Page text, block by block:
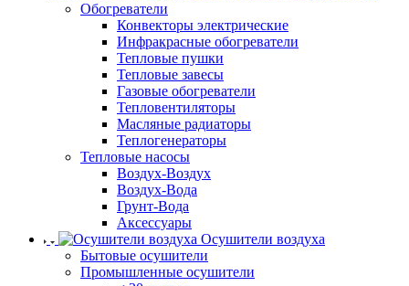
Обогреватели
Конвекторы электрические
Инфракрасные обогреватели
Тепловые пушки
Тепловые завесы
Газовые обогреватели
Тепловентиляторы
Масляные радиаторы
Теплогенераторы
Тепловые насосы
Воздух-Воздух
Воздух-Вода
Грунт-Вода
Аксессуары
Осушители воздуха
Бытовые осушители
Промышленные осушители